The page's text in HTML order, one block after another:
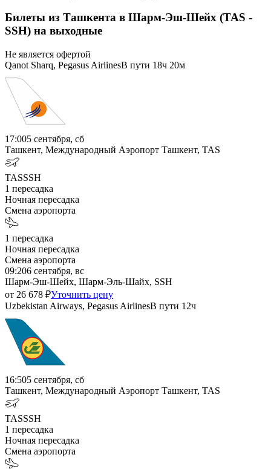
Билеты из Ташкента в Шарм-Эш-Шейх (TAS -
SSH) на выходные
Не является офертой
Qanot Sharq, Pegasus AirlinesВ пути 18ч 20м
17:005 сентября, сб
Ташкент, Международный Аэропорт Ташкент, TAS
TASSSH
1 пересадка
Ночная пересадка
Смена аэропорта
1 пересадка
Ночная пересадка
Смена аэропорта
09:206 сентября, вс
Шарм-Эш-Шейх, Шарм-Эль-Шайх, SSH
от 26 678 ₽Уточнить цену
Uzbekistan Airways, Pegasus AirlinesВ пути 12ч
16:505 сентября, сб
Ташкент, Международный Аэропорт Ташкент, TAS
TASSSH
1 пересадка
Ночная пересадка
Смена аэропорта